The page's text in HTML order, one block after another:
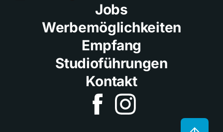
Jobs
Werbemöglichkeiten
Empfang
Studioführungen
Kontakt